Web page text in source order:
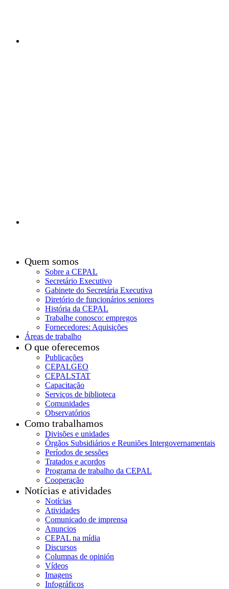
Footer
sitemap
Quem somos
Sobre a CEPAL
Secretário Executivo
Gabinete do Secretária Executiva
Diretório de funcionários seniores
História da CEPAL
Trabalhe conosco: empregos
Fornecedores: Aquisições
Áreas de trabalho
O que oferecemos
Publicações
CEPALGEO
CEPALSTAT
Capacitação
Serviços de biblioteca
Comunidades
Observatórios
Como trabalhamos
Divisões e unidades
Órgãos Subsidiários e Reuniões Intergovernamentais
Períodos de sessões
Tratados e acordos
Programa de trabalho da CEPAL
Cooperação
Notícias e atividades
Notícias
Atividades
Comunicado de imprensa
Anuncios
CEPAL na mídia
Discursos
Columnas de opinión
Vídeos
Imagens
Infográficos